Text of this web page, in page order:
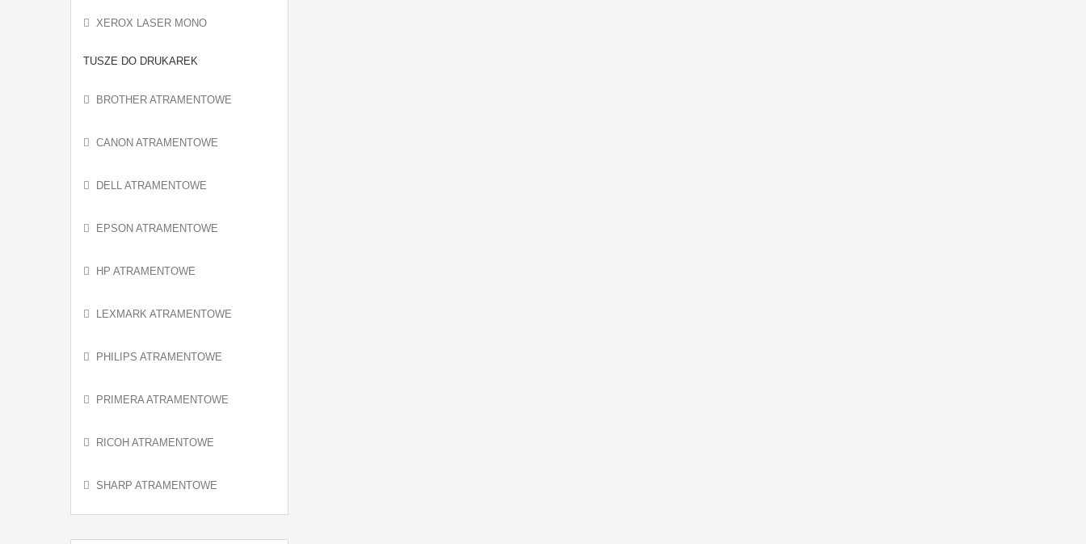
XEROX LASER MONO
TUSZE DO DRUKAREK
BROTHER ATRAMENTOWE
CANON ATRAMENTOWE
DELL ATRAMENTOWE
EPSON ATRAMENTOWE
HP ATRAMENTOWE
LEXMARK ATRAMENTOWE
PHILIPS ATRAMENTOWE
PRIMERA ATRAMENTOWE
RICOH ATRAMENTOWE
SHARP ATRAMENTOWE